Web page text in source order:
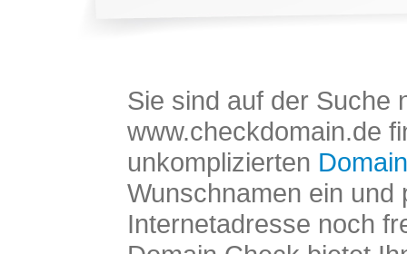
Sie sind auf der Suche
www.checkdomain.de
unkomplizierten
Wunschnamen ein und
Internetadresse noch